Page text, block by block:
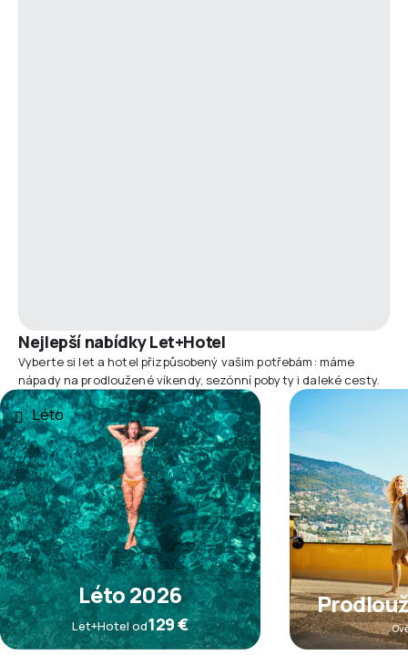
Nejlepší nabídky Let+Hotel
Vyberte si let a hotel přizpůsobený vašim potřebám: máme
nápady na prodloužené víkendy, sezónní pobyty i daleké cesty.
Léto
Léto 2026
Let+Hotel od129 €